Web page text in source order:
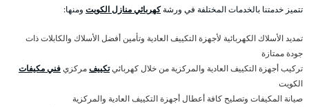
تتميز خدمتنا بالخدمات المختلفة في ورشةكهربائي منازل الكويت ومنها:
تمديد الأسلاك الكهربائية لأجهزة التكييف العادية وتأمين أفضل الأسلاك والكابلات ذات
جودة ممتازة
تركيب أجهزة التكييف العادية والمركزية من خلال كهربائيتكييفمركزيفني مكيفات
الكويت
صيانة المكيفات وتصليح كافة أعطال أجهزة التكييف العادية والمركزية